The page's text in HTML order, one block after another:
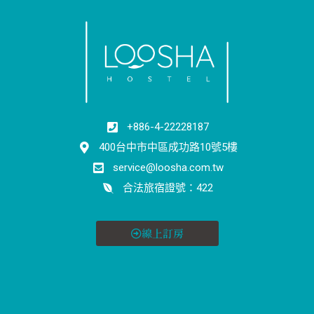
+886-4-22228187
400台中市中區成功路10號5樓
service@loosha.com.tw
合法旅宿證號：422
線上訂房